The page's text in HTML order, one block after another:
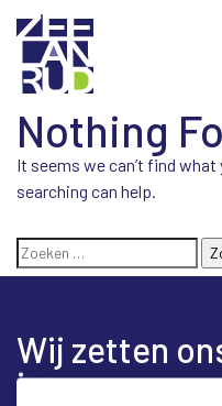
inhoud
Spring
navigatie
Sitemap
Nothing
It seems we can’t find what
searching can help.
Zoeken
naar:
Wij zetten
in voor een